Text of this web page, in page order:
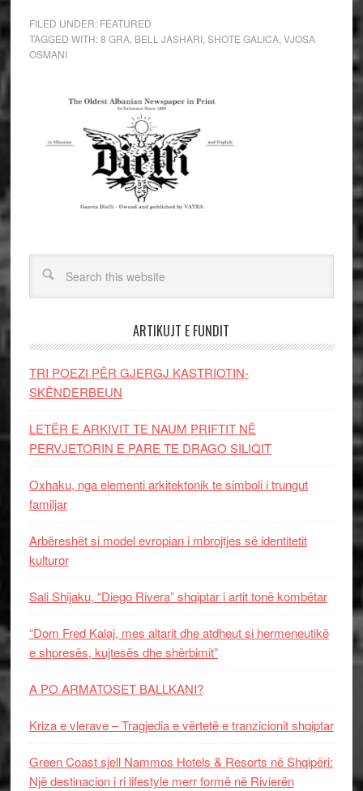
FILED UNDER: FEATURED
TAGGED WITH:8 GRA, BELL JASHARI, SHOTE GALICA, VJOSA
OSMANI
ARTIKUJT E FUNDIT
TRI POEZI PËR GJERGJ KASTRIOTIN-
SKËNDERBEUN
LETËR E ARKIVIT TE NAUM PRIFTIT NË
PERVJETORIN E PARE TE DRAGO SILIQIT
Oxhaku, nga elementi arkitektonik te simboli i trungut
familjar
Arbëreshët si model evropian i mbrojtjes së identitetit
kulturor
Sali Shijaku, “Diego Rivera” shqiptar i artit tonë kombëtar
“Dom Fred Kalaj, mes altarit dhe atdheut si hermeneutikë
e shpresës, kujtesës dhe shërbimit”
A PO ARMATOSET BALLKANI?
Kriza e vlerave – Tragjedia e vërtetë e tranzicionit shqiptar
Green Coast sjell Nammos Hotels & Resorts në Shqipëri:
Një destinacion i ri lifestyle merr formë në Rivierën